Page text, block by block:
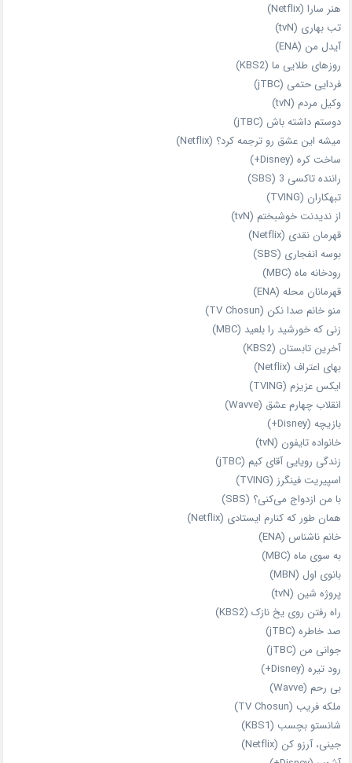
هنر سارا (Netflix)
تب بهاری (tvN)
آیدل من (ENA)
روزهای طلایی ما (KBS2)
فردایی حتمی (jTBC)
وکیل مردم (tvN)
دوستم داشته باش (jTBC)
میشه این عشق رو ترجمه کرد؟ (Netflix)
ساخت کره (Disney+)
راننده تاکسی 3 (SBS)
تبهکاران (TVING)
از ندیدنت خوشبختم (tvN)
قهرمان نقدی (Netflix)
بوسه انفجاری (SBS)
رودخانه ماه (MBC)
قهرمانان محله (ENA)
منو خانم صدا نکن (TV Chosun)
زنی که خورشید را بلعید (MBC)
آخرین تابستان (KBS2)
بهای اعتراف (Netflix)
ایکس عزیزم (TVING)
انقلاب چهارم عشق (Wavve)
بازیچه (Disney+)
خانواده تایفون (tvN)
زندگی رویایی آقای کیم (jTBC)
اسپیریت فینگرز (TVING)
با من ازدواج می‌کنی؟ (SBS)
همان‌ طور که کنارم ایستادی (Netflix)
خانم ناشناس (ENA)
به سوی ماه (MBC)
بانوی اول (MBN)
پروژه شین (tvN)
راه رفتن روی یخ نازک (KBS2)
صد خاطره (jTBC)
جوانی من (jTBC)
رود تیره (Disney+)
بی‌ رحم (Wavve)
ملکه فریب (TV Chosun)
شانستو بچسب (KBS1)
جینی، آرزو کن (Netflix)